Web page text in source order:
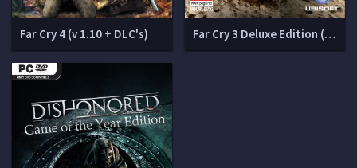
Far Cry 4 (v 1.10 + DLC's) Far Cry 3 Deluxe Edition (v 1.05)